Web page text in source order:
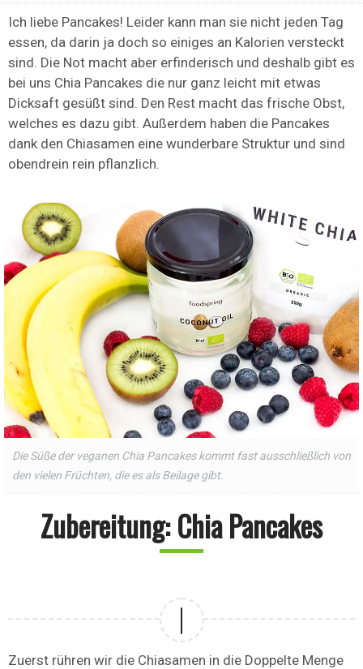
Ich liebe Pancakes! Leider kann man sie nicht jeden Tag
essen, da darin ja doch so einiges an Kalorien versteckt
sind. Die Not macht aber erfinderisch und deshalb gibt es
bei uns Chia Pancakes die nur ganz leicht mit etwas
Dicksaft gesüßt sind. Den Rest macht das frische Obst,
welches es dazu gibt. Außerdem haben die Pancakes
dank den Chiasamen eine wunderbare Struktur und sind
obendrein rein pflanzlich.
Die Süße der veganen Chia Pancakes kommt fast ausschließlich von
den vielen Früchten, die es als Beilage gibt.
Zubereitung: Chia Pancakes
Zuerst rühren wir die Chiasamen in die Doppelte Menge